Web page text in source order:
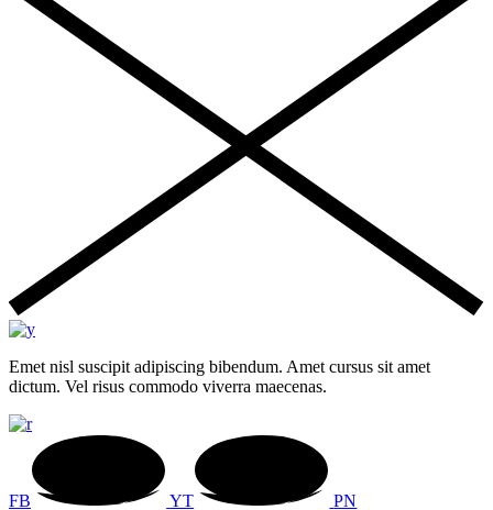
Emet nisl suscipit adipiscing bibendum. Amet cursus sit amet
dictum. Vel risus commodo viverra maecenas.
FB YT PN